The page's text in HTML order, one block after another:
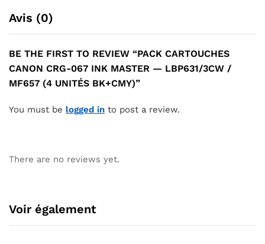
Avis (0)
BE THE FIRST TO REVIEW “PACK CARTOUCHES
CANON CRG-067 INK MASTER — LBP631/3CW /
MF657 (4 UNITÉS BK+CMY)”
You must be logged in to post a review.
There are no reviews yet.
Voir également